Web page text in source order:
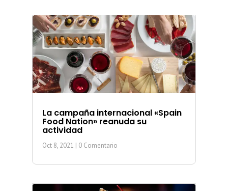
La campaña internacional «Spain
Food Nation» reanuda su
actividad
Oct 8, 2021 | 0 Comentario